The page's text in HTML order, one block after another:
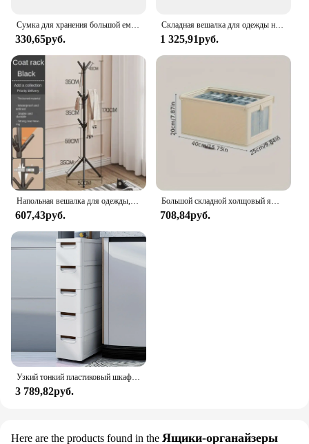
Сумка для хранения большой емкости, 4/2/1 шт., одеяло, влагостойкий пыленепроницаемый органайзер, пуховое одеяло, сортировочные сумки, сумка для багажа
330,65руб.
Складная вешалка для одежды не занимает места, многофункциональный инструмент для хранения, многослойный складной ящик Вешалка для брюк
1 325,91руб.
607,43руб.
Большой складной холщовый ящик для хранения с прозрачным окном — организация и хранение одежды Компактный органайзер для домашнего шкафа
708,84руб.
3 789,82руб.
Here are the products found in the Ящики-органайзеры